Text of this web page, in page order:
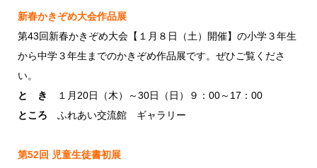
新春かきぞめ大会作品展
第43回新春かきぞめ大会【１月８日（土）開催】の小学３年生
から中学３年生までのかきぞめ作品展です。ぜひご覧くださ
い。
と き
１月20日（木）～30日（日）９：00～17：00
ところ ふれあい交流館 ギャラリー
第52回 児童生徒書初展